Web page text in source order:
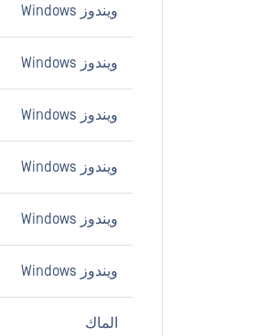
ويندوز Windows
ويندوز Windows
ويندوز Windows
ويندوز Windows
ويندوز Windows
ويندوز Windows
الماك